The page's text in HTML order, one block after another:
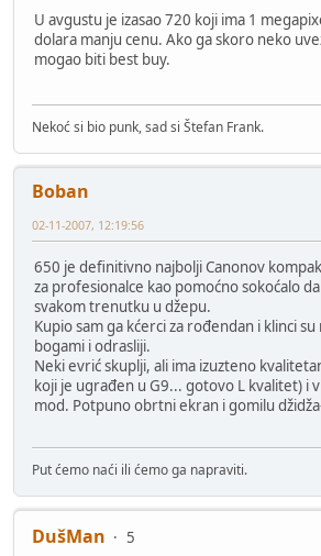
U avgustu je izasao 720 koji ima 1
dolara manju cenu. Ako ga skoro neko
mogao biti best buy.
Nekoć si bio punk, sad si Štefan Frank.
Boban
02-11-2007, 12:19:56
650 je definitivno najbolji Canonov
za profesionalce kao pomoćno sokoćalo
svakom trenutku u džepu.
Kupio sam ga kćerci za rođendan i klinci
bogami i odrasliji.
Neki evrić skuplji, ali ima izuzteno
koji je ugrađen u G9... gotovo L kvalitet) i
mod. Potpuno obrtni ekran i gomilu
Put ćemo naći ili ćemo ga napraviti.
DušMan
5